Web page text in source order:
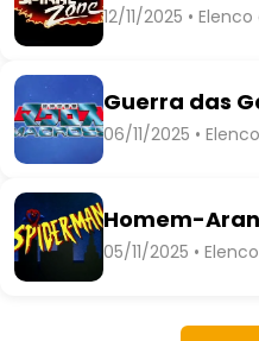
12/11/2025 •
Guerra das
06/11/2025 •
Homem-
05/11/2025 •